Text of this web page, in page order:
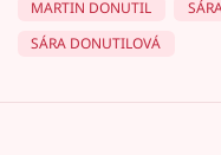
MARTIN DONUTIL
SÁRA DONUTILOVÁ